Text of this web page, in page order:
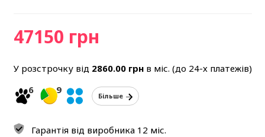
47150 грн
У розстрочку від 2860.00грнв міс. (до 24-х платежів)
6
9
Більше
Гарантія від виробника 12 міс.